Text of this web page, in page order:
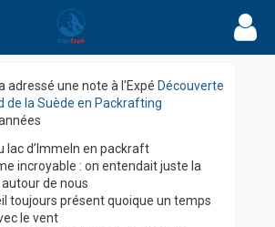
adressé une note à l'Expé Découverte
de la Suède en Packrafting
lac d’Immeln en packraft
incroyable : on entendait juste la
de nous
toujours présent quoique un temps
le vent